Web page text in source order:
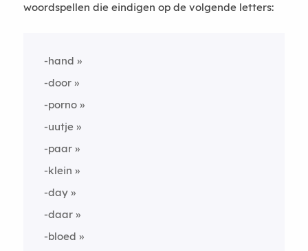
woordspellen die eindigen op de volgende letters:
-hand
-door
-porno
-uutje
-paar
-klein
-day
-daar
-bloed